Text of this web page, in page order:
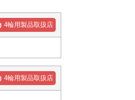
4輪用製品取扱店
4輪用製品取扱店